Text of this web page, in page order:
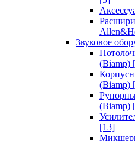
Звуковое
(Biamp)
(Biamp)
(Biamp)
[13]